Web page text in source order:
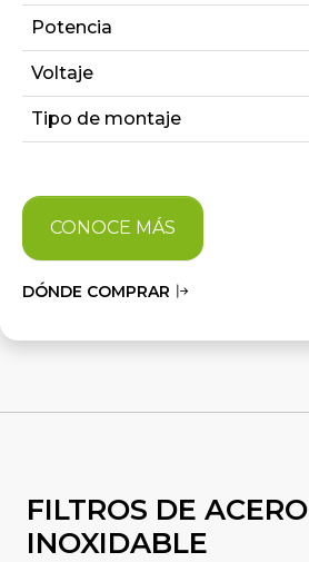
Potencia
Voltaje
Tipo de montaje
CONOCE MÁS
DÓNDE COMPRAR
FILTROS DE ACERO
INOXIDABLE